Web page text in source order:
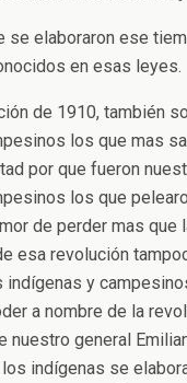
se elaboraron ese
en esas leyes.
de 1910, también
los que mas
por que fueron
los que
de perder mas que
esa revolución
indígenas y
a nombre de la
nuestro general
indígenas se